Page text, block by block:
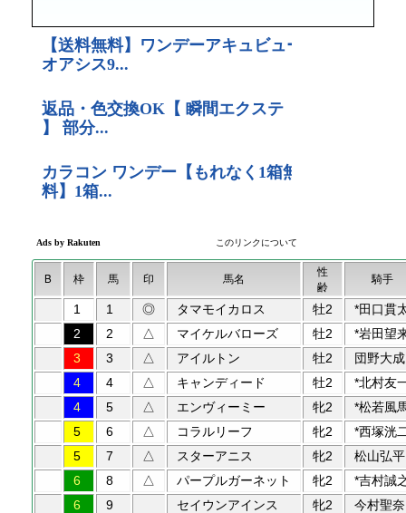
B 枠 馬 印 馬名
性
齢
騎手
1 1 ◎ タマモイカロス 牡2
*田口貫
2
2 △ マイケルバローズ 牡2
*岩田望
3
3 △ アイルトン 牡2
団野大成
4
4 △ キャンディード 牡2
*北村友
4
5 △ エンヴィーミー 牝2
*松若風
5
6 △ コラルリーフ 牝2
*西塚洸
5
7 △ スターアニス 牝2
松山弘平
6
8 △ パープルガーネット 牝2
*吉村誠
6
9 セイウンアインス 牝2
今村聖奈